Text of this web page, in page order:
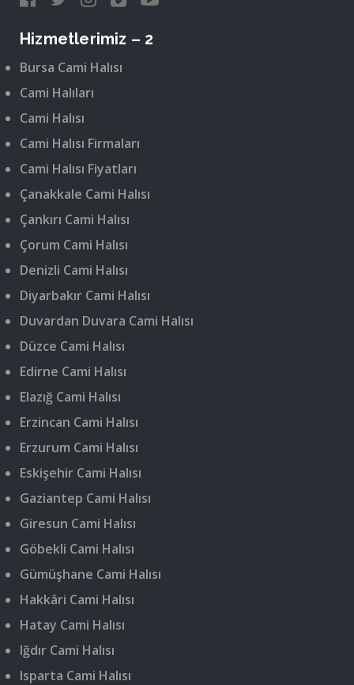
Hizmetlerimiz – 2
Bursa Cami Halısı
Cami Halıları
Cami Halısı
Cami Halısı Firmaları
Cami Halısı Fiyatları
Çanakkale Cami Halısı
Çankırı Cami Halısı
Çorum Cami Halısı
Denizli Cami Halısı
Diyarbakır Cami Halısı
Duvardan Duvara Cami Halısı
Düzce Cami Halısı
Edirne Cami Halısı
Elazığ Cami Halısı
Erzincan Cami Halısı
Erzurum Cami Halısı
Eskişehir Cami Halısı
Gaziantep Cami Halısı
Giresun Cami Halısı
Göbekli Cami Halısı
Gümüşhane Cami Halısı
Hakkâri Cami Halısı
Hatay Cami Halısı
Iğdır Cami Halısı
Isparta Cami Halısı